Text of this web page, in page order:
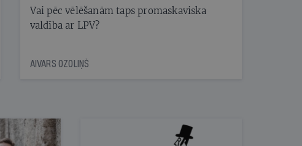
Vai pēc vēlēšanām taps promaskaviska
valdība ar LPV?
AIVARS OZOLIŅŠ